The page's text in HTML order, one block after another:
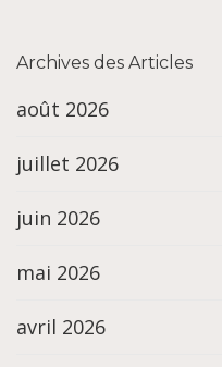
Archives des Articles
août 2026
juillet 2026
juin 2026
mai 2026
avril 2026